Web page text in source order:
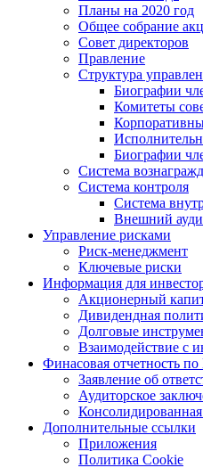
Планы на 2020 год
Общее собрание
Совет директоров
Правление
Структура
Биографии
Комитеты
Биографии
Система
Система контроля
Система
Внешний
Управление рисками
Риск-менеджмент
Ключевые риски
Информация для
Акционерный
Дивидендная
Долговые
Взаимодействие с
Финасовая отчетность
Заявление об
Аудиторское
Дополнительные ссылки
Приложения
Политика Cookie